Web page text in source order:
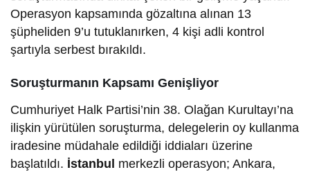
Operasyon kapsamında gözaltına alınan 13
şüpheliden 9’u tutuklanırken, 4 kişi adli kontrol
şartıyla serbest bırakıldı.
Soruşturmanın Kapsamı Genişliyor
Cumhuriyet Halk Partisi’nin 38. Olağan Kurultayı’na
ilişkin yürütülen soruşturma, delegelerin oy kullanma
iradesine müdahale edildiği iddiaları üzerine
başlatıldı. İstanbul merkezli operasyon; Ankara,